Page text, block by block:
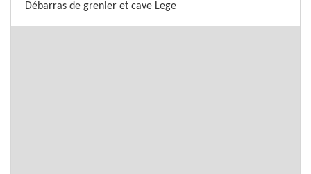
Débarras de grenier et cave Lege